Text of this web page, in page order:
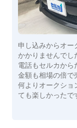
申し込みからオー
かかりませんでし
電話もセルカから
金額も相場の倍で
何よりオークショ
ても楽しかったで